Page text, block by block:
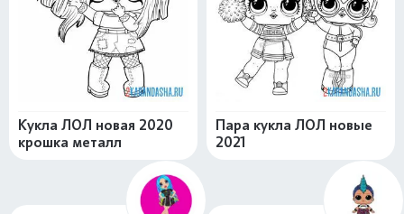
Кукла ЛОЛ новая 2020
крошка металл
Пара кукла ЛОЛ новые
2021